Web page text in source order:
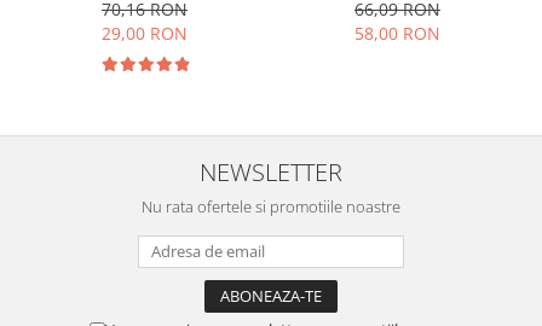
depozitare transparente,
control finetea macinarii
70,16 RON
29,00 RON
66,09 RON
58,00 RON
NEWSLETTER
Nu rata ofertele si promotiile noastre